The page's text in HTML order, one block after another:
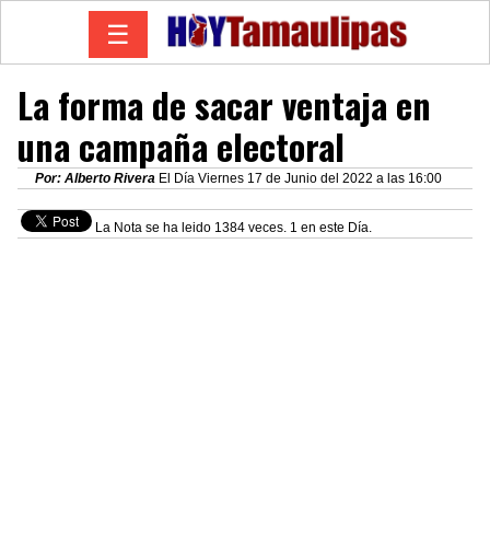
☰
La forma de sacar ventaja en
una campaña electoral
Por: Alberto Rivera El Día Viernes 17 de Junio del 2022 a las 16:00
La Nota se ha leido 1384 veces. 1 en este Día.